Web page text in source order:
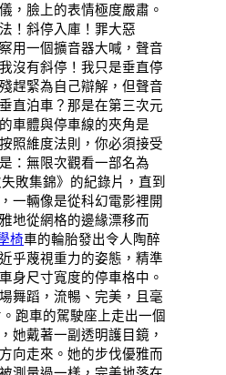
，臉上的表情極度嚴肅。
！斜停入庫！罪大惡
用一個擴音器大喊，聲音
沒有斜停！我只是垂直停
趕緊為自己辯解，但聲音
直泊車？那是在第三次元
車體與停車線的夾角是
照維度法則，你必須接受
：無限次觀看一部名為
敗集錦》的紀錄片，直到
一輛像是從科幻電影裡開
地從網格的邊緣漂移而
椅車的輪胎發出令人陶醉
乎蔑視重力的姿態，精準
身尺寸寬度的停車格中。
舞蹈，流暢、完美，且毫
跑車的駕駛座上走出一個
她戴著一副透明護目鏡，
向走來。她的步伐優雅而